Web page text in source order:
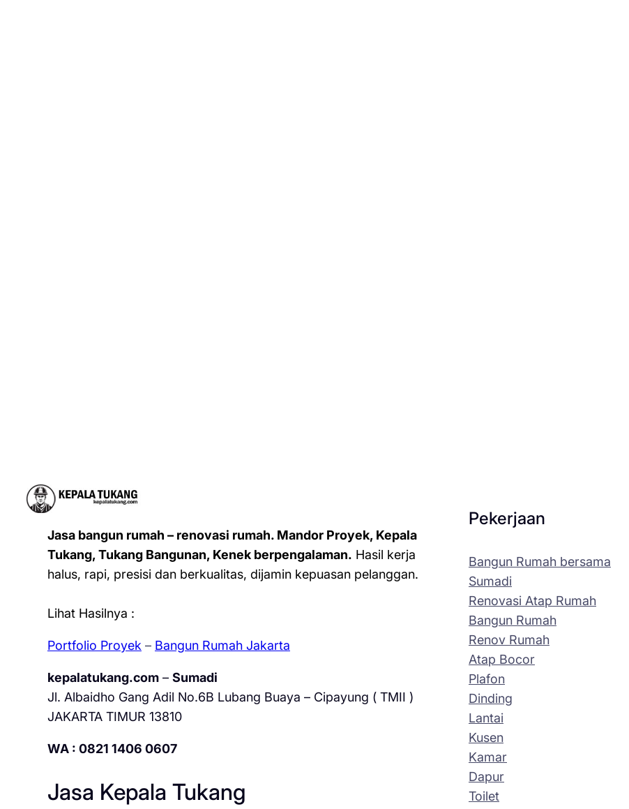
Jasa bangun rumah – renovasi rumah. Mandor Proyek, Kepala
Tukang, Tukang Bangunan, Kenek berpengalaman. Hasil kerja
halus, rapi, presisi dan berkualitas, dijamin kepuasan pelanggan.
Lihat Hasilnya :
Portfolio Proyek– Bangun Rumah Jakarta
kepalatukang.com– Sumadi
Jl. Albaidho Gang Adil No.6B Lubang Buaya – Cipayung ( TMII )
JAKARTA TIMUR 13810
WA : 0821 1406 0607
Jasa Kepala Tukang
Pekerjaan
Bangun Rumah bersama
Sumadi
Renovasi Atap Rumah
Bangun Rumah
Renov Rumah
Atap Bocor
Plafon
Dinding
Lantai
Kusen
Kamar
Dapur
Toilet